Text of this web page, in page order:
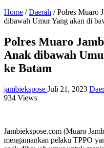
Home / Daerah / Polres Muaro
dibawah Umur Yang akan di
Polres Muaro
Anak dibawah
ke Batam
jambiekspose Juli 21, 2023
934 Views
Jambiekspose.com (Muaro
mengamankan pelaku TPPO